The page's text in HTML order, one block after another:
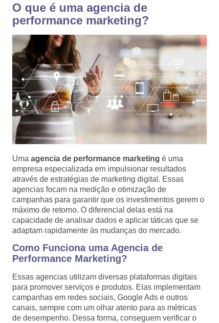
O que é uma agencia de
performance marketing?
Uma agencia de performance marketing é uma
empresa especializada em impulsionar resultados
através de estratégias de marketing digital. Essas
agencias focam na medição e otimização de
campanhas para garantir que os investimentos gerem o
máximo de retorno. O diferencial delas está na
capacidade de analisar dados e aplicar táticas que se
adaptam rapidamente às mudanças do mercado.
Como Funciona uma Agencia de
Performance Marketing?
Essas agencias utilizam diversas plataformas digitais
para promover serviços e produtos. Elas implementam
campanhas em redes sociais, Google Ads e outros
canais, sempre com um olhar atento para as métricas
de desempenho. Dessa forma, conseguem verificar o